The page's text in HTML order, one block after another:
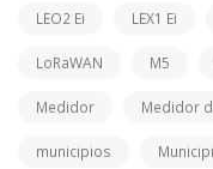
LEO2 Ei LEX1 Ei
LoRaWAN M5
Medidor Medidor
municipios